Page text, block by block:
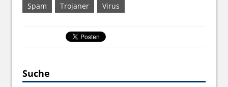
Spam
Trojaner Virus
Suche